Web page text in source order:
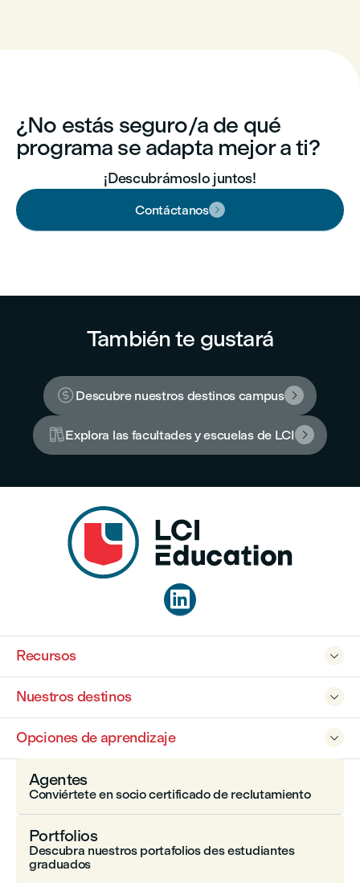
¿No estás seguro/a de qué
programa se adapta mejor a ti?
¡Descubrámoslo juntos!
Contáctanos 
También te gustará
Descubre nuestros destinos campus 
Explora las facultades y escuelas de LCI 


Recursos

Nuestros destinos

Opciones de aprendizaje
Agentes
Conviértete en socio certificado de reclutamiento
Portfolios
Descubra nuestros portafolios des estudiantes
graduados